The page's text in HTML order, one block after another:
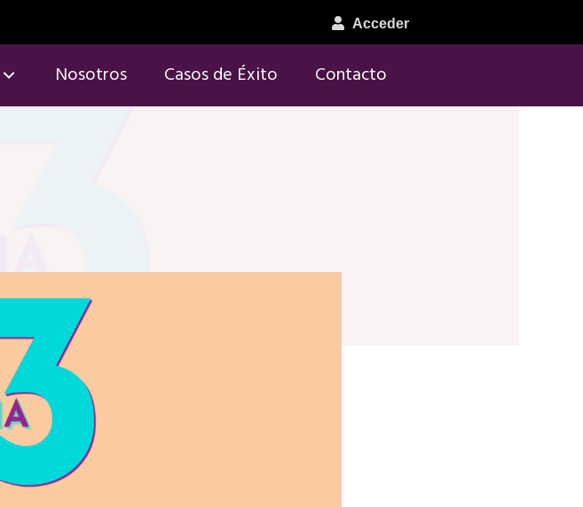
Acceder
Nosotros Casos de Éxito Contacto